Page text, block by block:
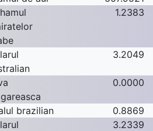
1.2383
3.2049
0.0000
brazilian
0.8869
3.2339